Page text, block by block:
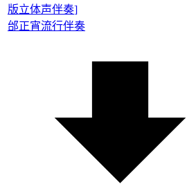
版立体声伴奏]
邰正宵流行伴奏